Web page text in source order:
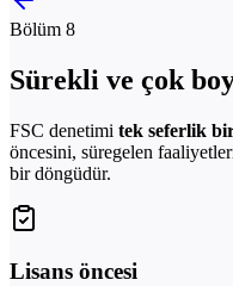
Bölüm 8
Sürekli ve çok
FSC denetimi tek seferlik
öncesini, süregelen
bir döngüdür.
Lisans öncesi